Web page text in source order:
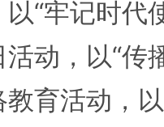
“牢记时代
动，以“传
育活动，